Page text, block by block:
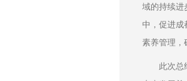
域的持续进
中，促进成
素养管理，
此次总